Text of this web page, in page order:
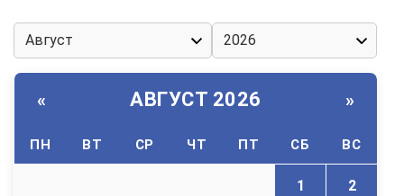
« АВГУСТ 2026 »
ПН ВТ СР ЧТ ПТ СБ ВС
1 2